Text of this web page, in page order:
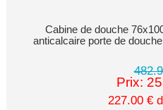
Cabine de douche
anticalcaire porte de
Prix:
227.00 €